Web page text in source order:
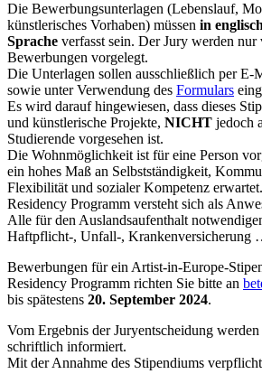
Die Bewerbungsunterlagen (Lebenslauf,
künstlerisches Vorhaben) müssen in
Sprache verfasst sein. Der Jury werden nur
Bewerbungen vorgelegt.
Die Unterlagen sollen ausschließlich per
sowie unter Verwendung des Formulars
Es wird darauf hingewiesen, dass dieses
und künstlerische Projekte, NICHT jedoch
Studierende vorgesehen ist.
Die Wohnmöglichkeit ist für eine Person
ein hohes Maß an Selbstständigkeit,
Flexibilität und sozialer Kompetenz
Residency Programm versteht sich als
Alle für den Auslandsaufenthalt
Haftpflicht-, Unfall-, Krankenversicherung
Bewerbungen für ein Artist-in-Europe-
Residency Programm richten Sie bitte an
bis spätestens 20. September 2024.
Vom Ergebnis der Juryentscheidung
schriftlich informiert.
Mit der Annahme des Stipendiums